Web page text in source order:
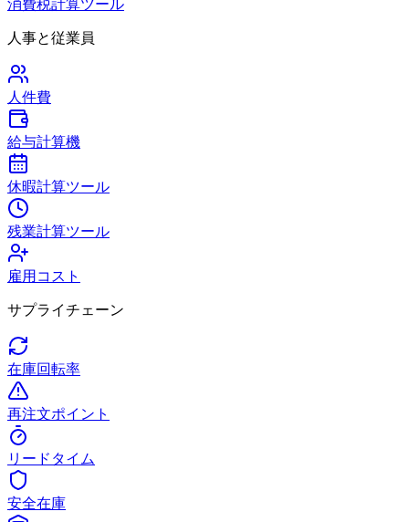
消費税計算ツール
人事と従業員
人件費
給与計算機
休暇計算ツール
残業計算ツール
雇用コスト
サプライチェーン
在庫回転率
再注文ポイント
リードタイム
安全在庫